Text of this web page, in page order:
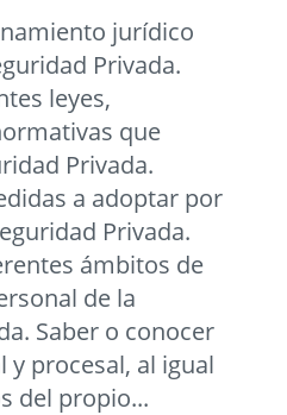
jurídico
Privada.
leyes,
que
Privada.
a adoptar por
Privada.
ámbitos de
de la
Saber o conocer
y procesal, al igual
del propio...